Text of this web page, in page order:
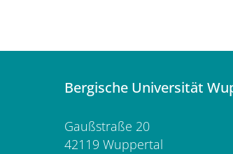
Bergische Universität
Gaußstraße 20
42119 Wuppertal